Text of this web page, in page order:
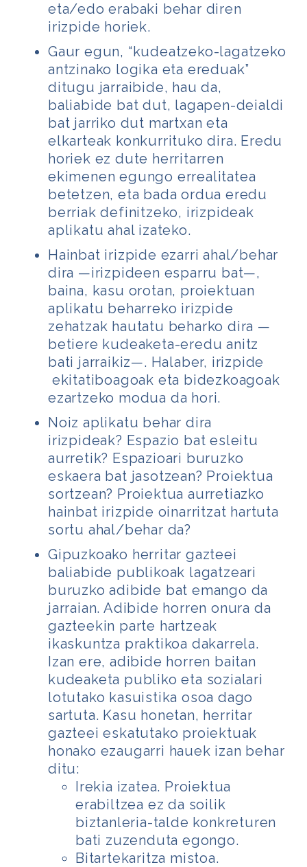
eta/edo erabaki behar diren
irizpide horiek.
Gaur egun, “kudeatzeko-lagatzeko
antzinako logika eta ereduak”
ditugu jarraibide, hau da,
baliabide bat dut, lagapen-deialdi
bat jarriko dut martxan eta
elkarteak konkurrituko dira. Eredu
horiek ez dute herritarren
ekimenen egungo errealitatea
betetzen, eta bada ordua eredu
berriak definitzeko, irizpideak
aplikatu ahal izateko.
Hainbat irizpide ezarri ahal/behar
dira —irizpideen esparru bat—,
baina, kasu orotan, proiektuan
aplikatu beharreko irizpide
zehatzak hautatu beharko dira —
betiere kudeaketa-eredu anitz
bati jarraikiz—. Halaber, irizpide
ekitatiboagoak eta bidezkoagoak
ezartzeko modua da hori.
Noiz aplikatu behar dira
irizpideak? Espazio bat esleitu
aurretik? Espazioari buruzko
eskaera bat jasotzean? Proiektua
sortzean? Proiektua aurretiazko
hainbat irizpide oinarritzat hartuta
sortu ahal/behar da?
Gipuzkoako herritar gazteei
baliabide publikoak lagatzeari
buruzko adibide bat emango da
jarraian. Adibide horren onura da
gazteekin parte hartzeak
ikaskuntza praktikoa dakarrela.
Izan ere, adibide horren baitan
kudeaketa publiko eta sozialari
lotutako kasuistika osoa dago
sartuta. Kasu honetan, herritar
gazteei eskatutako proiektuak
honako ezaugarri hauek izan behar
ditu:
Irekia izatea. Proiektua
erabiltzea ez da soilik
biztanleria-talde konkreturen
bati zuzenduta egongo.
Bitartekaritza mistoa.